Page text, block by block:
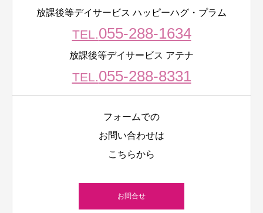
放課後等デイサービス ハッピーハグ・プラム
TEL.055-288-1634
放課後等デイサービス アテナ
TEL.055-288-8331
フォームでの
お問い合わせは
こちらから
お問合せ